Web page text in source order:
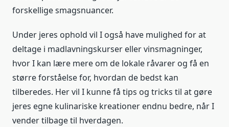
forskellige smagsnuancer.
Under jeres ophold vil I også have mulighed for at
deltage i madlavningskurser eller vinsmagninger,
hvor I kan lære mere om de lokale råvarer og få en
større forståelse for, hvordan de bedst kan
tilberedes. Her vil I kunne få tips og tricks til at gøre
jeres egne kulinariske kreationer endnu bedre, når I
vender tilbage til hverdagen.